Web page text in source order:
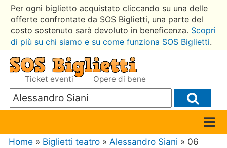
Per ogni biglietto acquistato cliccando su una delle
offerte confrontate da SOS Biglietti, una parte del
costo sostenuto sarà devoluto in beneficenza. Scopri
di più su chi siamo e su come funziona SOS Biglietti.
Ticket eventi Opere di bene
Home » Biglietti teatro »Alessandro Siani » 06